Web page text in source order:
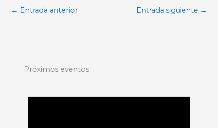
← Entrada anterior Entrada siguiente →
Próximos eventos